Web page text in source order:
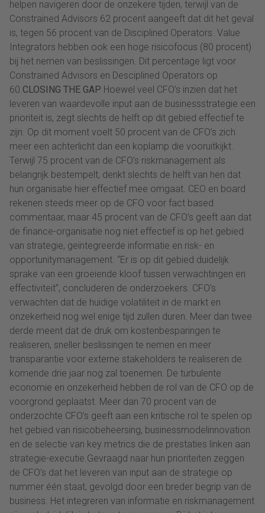
helpen navigeren door de onzekere tijden, terwijl van de
Constrained Advisors 62 procent aangeeft dat dit het geval
is, tegen 56 procent van de Disciplined Operators. Value
Integrators hebben ook een hoge risicofocus (80 procent)
bij het nemen van beslissingen. Dit percentage ligt voor
Constrained Advisors en Desciplined Operators op
60.CLOSING THE GAP Hoewel veel CFO’s inzien dat het
leveren van waardevolle input aan de businessstrategie een
prioriteit is, zegt slechts de helft op dit gebied effectief te
zijn. Op dit moment voelt 50 procent van de CFO’s zich
meer een achterlicht dan een koplamp die vooruitkijkt.
Terwijl 75 procent van de CFO’s riskmanagement als
belangrijk bestempelt, denkt slechts de helft van hen dat
hun organisatie hier effectief mee omgaat. CEO en board
rekenen steeds meer op de CFO voor fact based
commentaar, maar 45 procent van de CFO’s geeft aan dat
de finance-organisatie nog niet effectief is op het gebied
van strategie, geïntegreerde informatie en risk- en
opportunitymanagement. “Er is op dit gebied duidelijk
sprake van een groeiende kloof tussen verwachtingen en
effectiviteit”, concluderen de onderzoekers. CFO’s
verwachten dat de huidige volatiliteit in de markt en
onzekerheid nog wel enige tijd zullen duren. Meer dan twee
derde meent dat de druk om kostenbesparingen te
realiseren, sneller beslissingen te nemen en meer
transparantie voor externe stakeholders te realiseren de
komende drie jaar nog zal toenemen. De turbulente
economie en onzekerheid hebben de rol van de CFO op de
voorgrond geplaatst. Meer dan 70 procent van de
onderzochte CFO’s geeft aan een kritische rol te spelen op
het gebied van risicobeheersing, businessmodelinnovation
en de selectie van key metrics die de prestaties linken aan
strategie-executie.Gevraagd naar hun prioriteiten zeggen
de CFO’s dat het leveren van input aan de strategie op
nummer één staat, gevolgd door een breder begrip van de
business. Het integreren van informatie en riskmanagement